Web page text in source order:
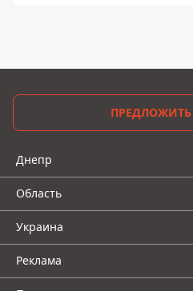
Днепр
Область
Украина
Реклама